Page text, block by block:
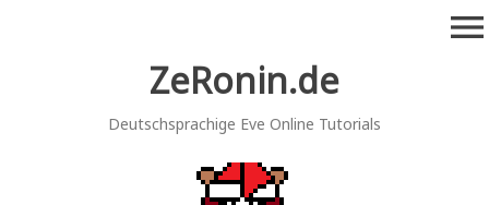
ZeRonin.de
Deutschsprachige Eve Online Tutorials
menu